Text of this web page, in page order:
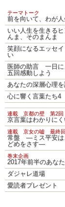
テーマトーク
前を向いて、わが
いい人生を生きる
んま、そのまんま
笑顔になるエッセ
い
医師の助言 一日に
五回感動しよう
あなたの深層心理
心に響く言葉たち4
連載 京都の壁 第2回
京言葉はわかりにく
連載 京女の嘘 最終回
常盤 ―ミス平安は
どめをさす―
巻末企画
2017年前半のあな
ダジャレ道場
愛読者プレゼント